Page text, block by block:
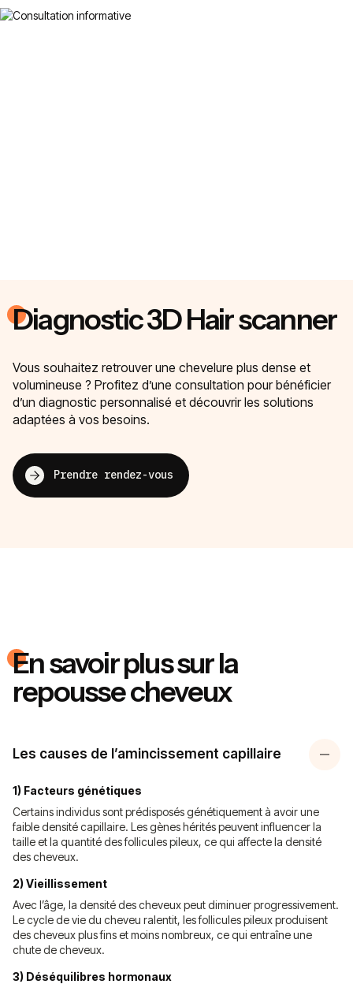
Diagnostic 3D Hair scanner
Vous souhaitez retrouver une chevelure plus dense et
volumineuse ? Profitez d’une consultation pour bénéficier
d’un diagnostic personnalisé et découvrir les solutions
adaptées à vos besoins.
Prendre rendez-vous
En savoir plus sur la
repousse cheveux
Les causes de l’amincissement capillaire
1) Facteurs génétiques
Certains individus sont prédisposés génétiquement à avoir une
faible densité capillaire. Les gènes hérités peuvent influencer la
taille et la quantité des follicules pileux, ce qui affecte la densité
des cheveux.
2) Vieillissement
Avec l’âge, la densité des cheveux peut diminuer progressivement.
Le cycle de vie du cheveu ralentit, les follicules pileux produisent
des cheveux plus fins et moins nombreux, ce qui entraîne une
chute de cheveux.
3) Déséquilibres hormonaux